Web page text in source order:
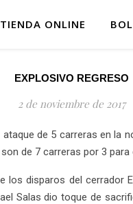
TIENDA ONLINE
EXPLOSIVO REGRESO
2 de noviembre de 2017
ataque de 5 carreras en la
de 7 carreras por 3
disparos del cerrador
Salas dio toque de